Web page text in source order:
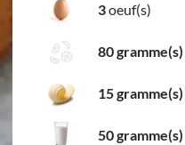
3oeuf(s)
80 gramme(s)
15 gramme(s)
50 gramme(s)